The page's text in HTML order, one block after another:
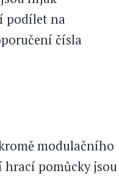
podílet na
čísla
modulačního
hrací pomůcky jsou